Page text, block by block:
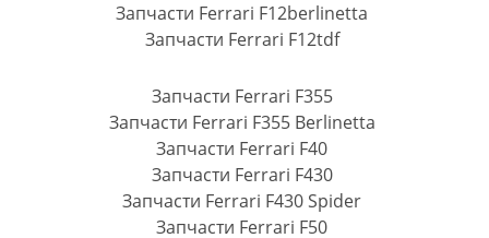
Запчасти Ferrari F12berlinetta
Запчасти Ferrari F12tdf
Запчасти Ferrari F355
Запчасти Ferrari F355 Berlinetta
Запчасти Ferrari F40
Запчасти Ferrari F430
Запчасти Ferrari F430 Spider
Запчасти Ferrari F50